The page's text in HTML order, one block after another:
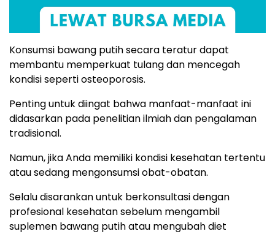
Konsumsi bawang putih secara teratur dapat
membantu memperkuat tulang dan mencegah
kondisi seperti osteoporosis.
Penting untuk diingat bahwa manfaat-manfaat ini
didasarkan pada penelitian ilmiah dan pengalaman
tradisional.
Namun, jika Anda memiliki kondisi kesehatan tertentu
atau sedang mengonsumsi obat-obatan.
Selalu disarankan untuk berkonsultasi dengan
profesional kesehatan sebelum mengambil
suplemen bawang putih atau mengubah diet